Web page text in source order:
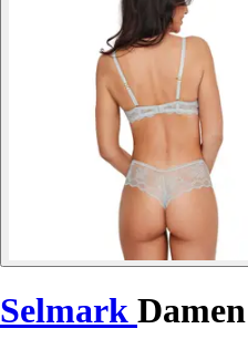
Selmark